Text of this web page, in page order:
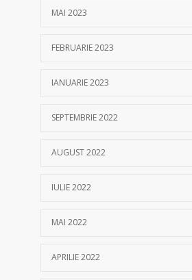
MAI 2023
FEBRUARIE 2023
IANUARIE 2023
SEPTEMBRIE 2022
AUGUST 2022
IULIE 2022
MAI 2022
APRILIE 2022